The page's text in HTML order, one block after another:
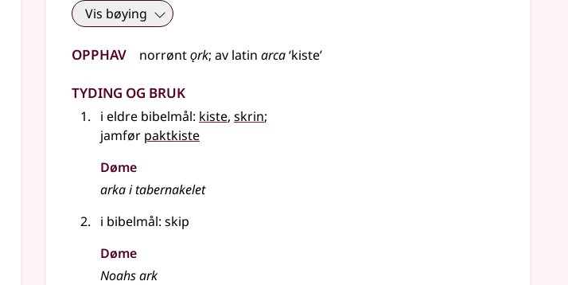
Vis bøying
Opphav norrøntǫrk; av latin arca‘kiste’
Tyding og bruk
i eldre bibelmål: kiste, skrin;
jamfør paktkiste
Døme
arka i tabernakelet
i bibelmål: skip
Døme
Noahs ark